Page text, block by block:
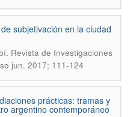
subjetivación en la ciudad
Revista de Investigaciones
jun. 2017; 111-124
prácticas: tramas y
argentino contemporáneo